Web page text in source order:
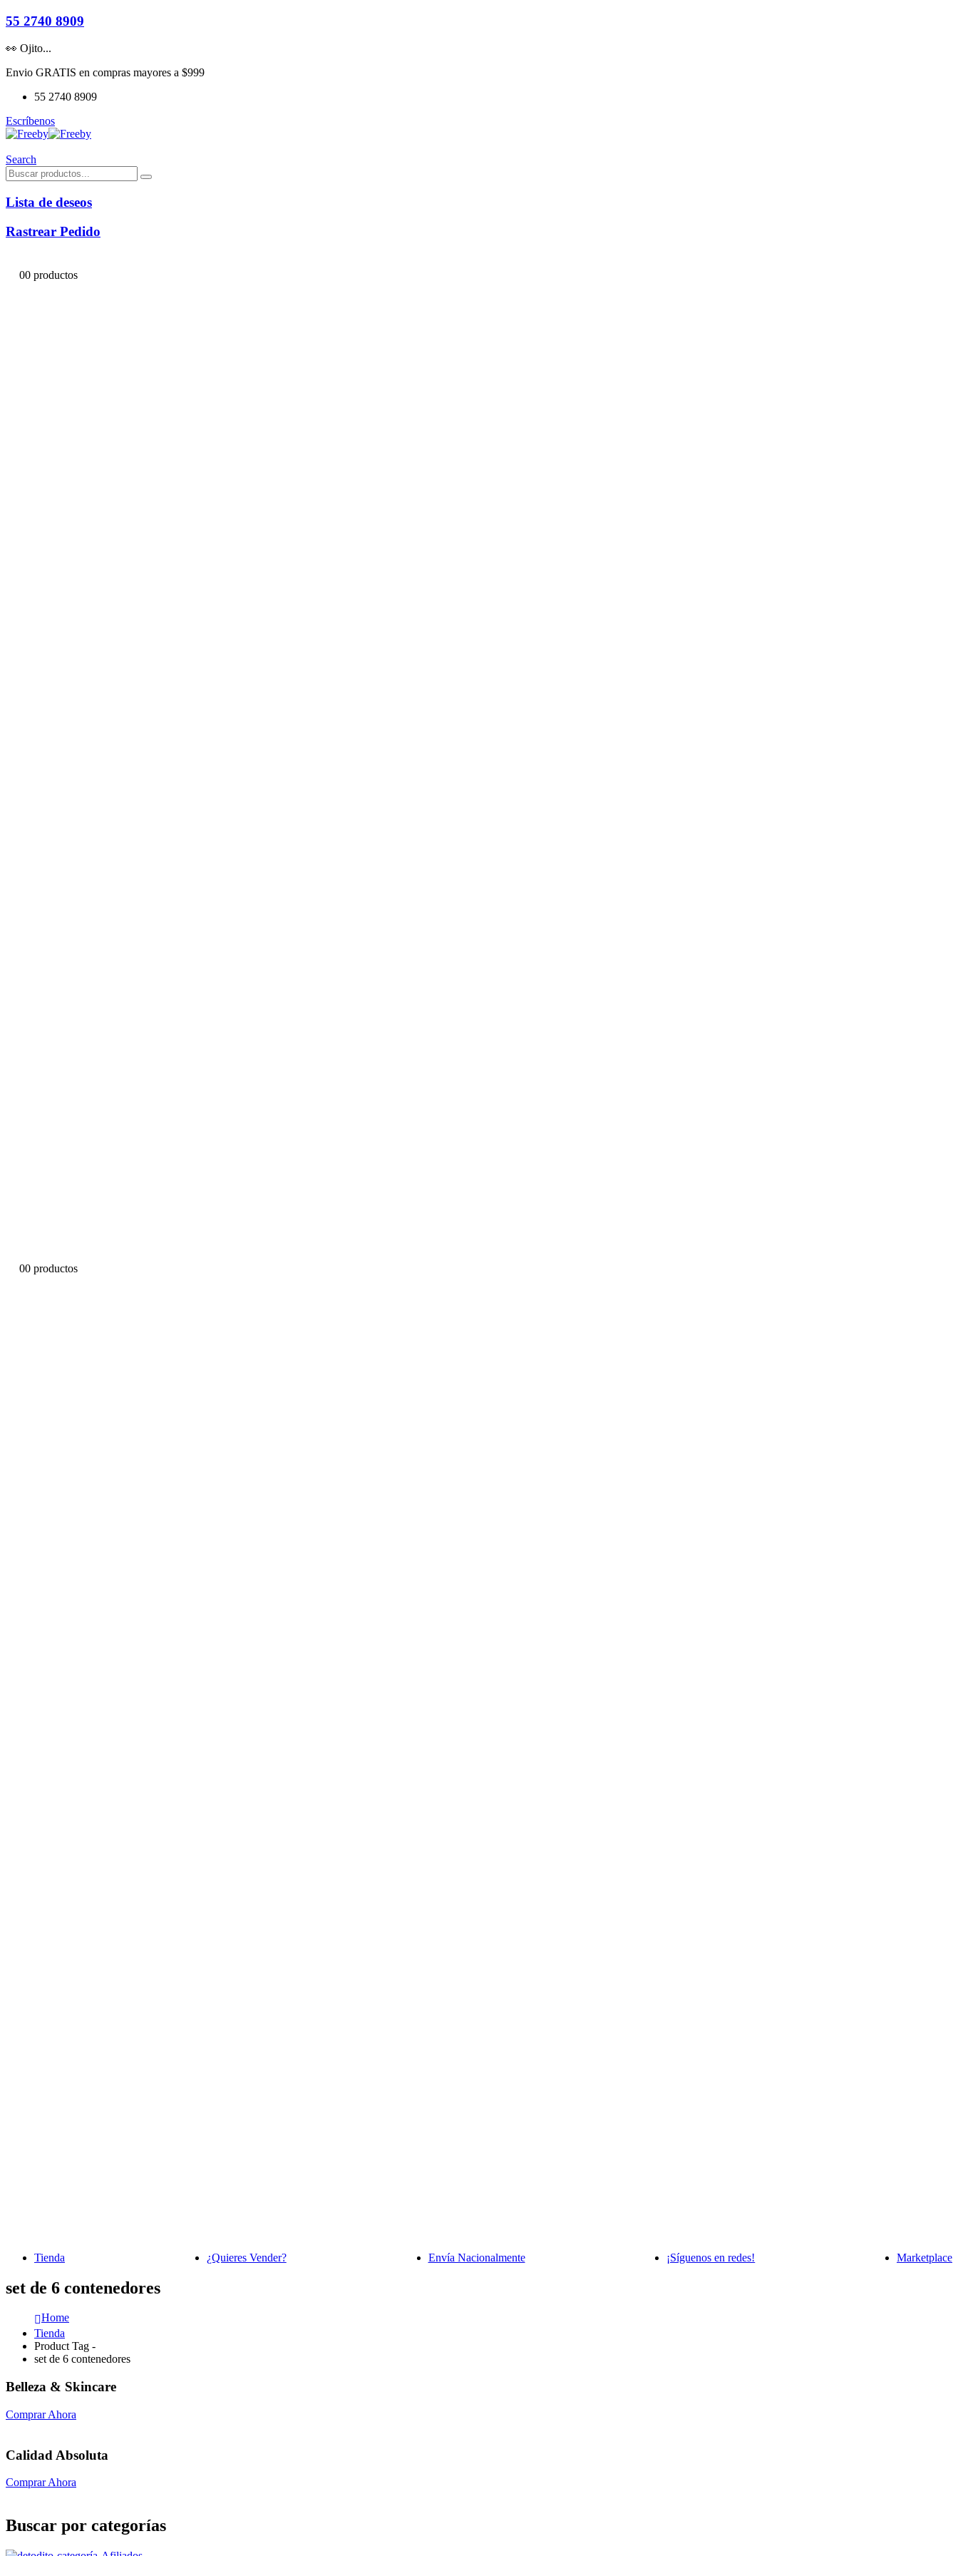
55 2740 8909
👀 Ojito...
Envio GRATIS en compras mayores a $999
55 2740 8909
Escríbenos
Search
Lista de deseos
Rastrear Pedido
00 productos
00 productos
Tienda ¿Quieres Vender? Envía Nacionalmente ¡Síguenos en redes! Marketplace
set de 6 contenedores
Home
Tienda
Product Tag -
set de 6 contenedores
Belleza & Skincare
Comprar Ahora
Calidad Absoluta
Comprar Ahora
Buscar por categorías